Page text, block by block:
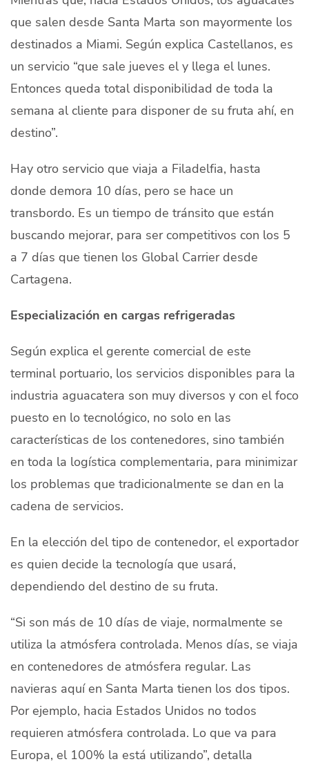
que salen desde Santa Marta son mayormente los
destinados a Miami. Según explica Castellanos, es
un servicio “que sale jueves el y llega el lunes.
Entonces queda total disponibilidad de toda la
semana al cliente para disponer de su fruta ahí, en
destino”.
Hay otro servicio que viaja a Filadelfia, hasta
donde demora 10 días, pero se hace un
transbordo. Es un tiempo de tránsito que están
buscando mejorar, para ser competitivos con los 5
a 7 días que tienen los Global Carrier desde
Cartagena.
Especialización en cargas refrigeradas
Según explica el gerente comercial de este
terminal portuario, los servicios disponibles para la
industria aguacatera son muy diversos y con el foco
puesto en lo tecnológico, no solo en las
características de los contenedores, sino también
en toda la logística complementaria, para minimizar
los problemas que tradicionalmente se dan en la
cadena de servicios.
En la elección del tipo de contenedor, el exportador
es quien decide la tecnología que usará,
dependiendo del destino de su fruta.
“Si son más de 10 días de viaje, normalmente se
utiliza la atmósfera controlada. Menos días, se viaja
en contenedores de atmósfera regular. Las
navieras aquí en Santa Marta tienen los dos tipos.
Por ejemplo, hacia Estados Unidos no todos
requieren atmósfera controlada. Lo que va para
Europa, el 100% la está utilizando”, detalla